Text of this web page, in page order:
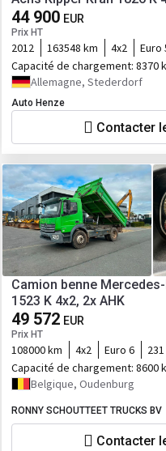
44 900 EUR
Prix HT
2012 163548 km 4x2 Euro
Capacité de chargement: 8370
Allemagne, Stederdorf
Auto Henze
Contacter
Camion benne
1523 K 4x2, 2x AHK
49 572 EUR
Prix HT
108000 km 4x2 Euro 6
Capacité de chargement: 8600
Belgique, Oudenburg
RONNY SCHOUTTEET TRUCKS BV
Contacter